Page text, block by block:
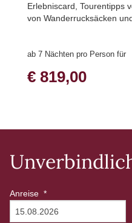
Erlebniscard, Tourentipps
von Wanderrucksäcken
ab 7 Nächten pro Person für
€ 819,00
Anreise *